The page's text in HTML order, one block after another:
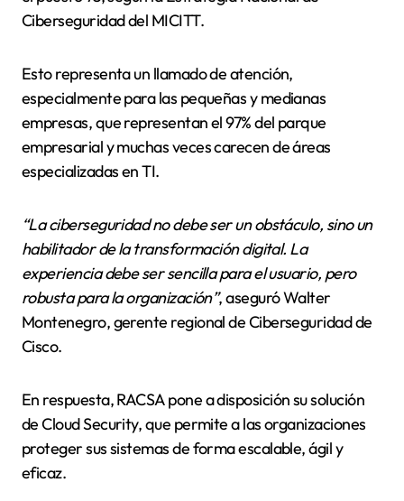
Ciberseguridad del MICITT.
Esto representa un llamado de atención,
especialmente para las pequeñas y medianas
empresas, que representan el 97% del parque
empresarial y muchas veces carecen de áreas
especializadas en TI.
“La ciberseguridad no debe ser un obstáculo, sino un
habilitador de la transformación digital. La
experiencia debe ser sencilla para el usuario, pero
robusta para la organización”, aseguró Walter
Montenegro, gerente regional de Ciberseguridad de
Cisco.
En respuesta, RACSA pone a disposición su solución
de Cloud Security, que permite a las organizaciones
proteger sus sistemas de forma escalable, ágil y
eficaz.